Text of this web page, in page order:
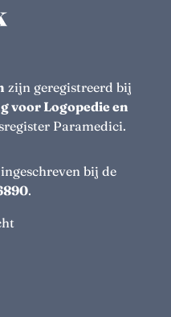
zijn geregistreerd bij
voor Logopedie en
Paramedici.
bij de
.